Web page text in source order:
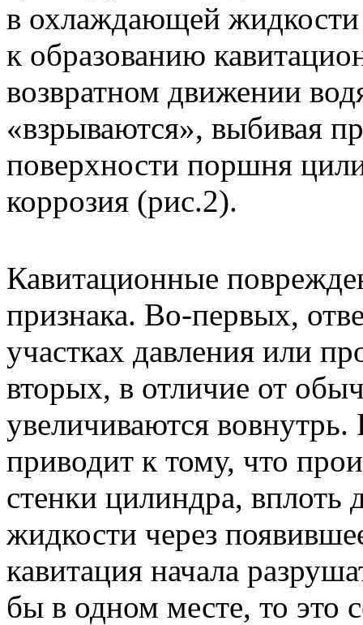
в охлаждающей жидкости
к образованию
возвратном движении
«взрываются», выбивая
поверхности поршня
коррозия (рис.2).
Кавитационные
признака. Во-первых,
участках давления или
вторых, в отличие от
увеличиваются вовнутрь.
приводит к тому, что
стенки цилиндра,
жидкости через
кавитация начала
бы в одном месте, то это